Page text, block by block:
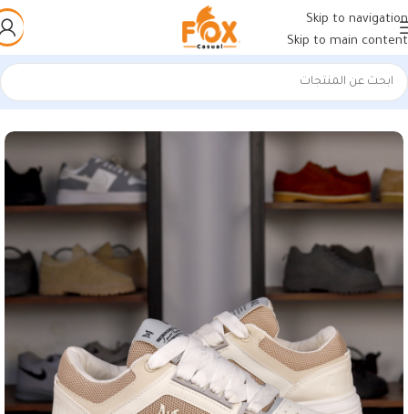
Skip to navigation
Skip to main content
الرئيسية/أحذية رجالي/كوتشي رجالي